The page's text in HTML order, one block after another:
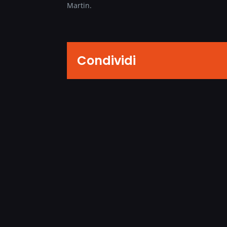
Martin.
Condividi